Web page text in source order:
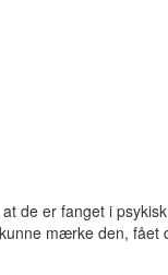
de er fanget i
mærke den,